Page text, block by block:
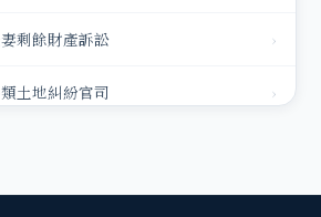
剩餘財產訴訟 ›
土地糾紛官司 ›
狀紙（離婚、監護、扶養合併） ›